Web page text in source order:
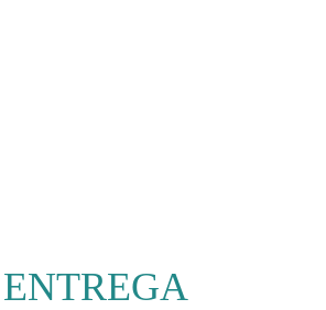
ENTREGA